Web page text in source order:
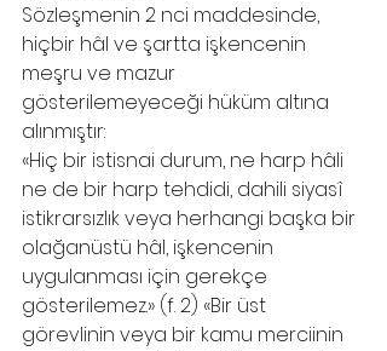
Sözleşmenin 2 nci maddesinde,
hiçbir hâl ve şartta işkencenin
meşru ve mazur
gösterilemeyeceği hüküm altına
alınmıştır:
«Hiç bir istisnai durum, ne harp hâli
ne de bir harp tehdidi, dahili siyasî
istikrarsızlık veya herhangi başka bir
olağanüstü hâl, işkencenin
uygulanması için gerekçe
gösterilemez.» (f. 2) «Bir üst
görevlinin veya bir kamu merciinin